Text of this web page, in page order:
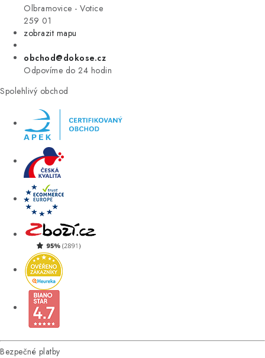
Olbramovice - Votice
259 01
zobrazit mapu
obchod@dokose.cz
Odpovíme do 24 hodin
Spolehlivý obchod
Bezpečné platby
VÝPRODEJ
ZNAČKY
Úvod Kontakt Blog
Moje objednávka